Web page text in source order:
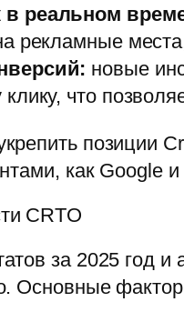
в реальном
рекламные
новые
что
позиции
как Google
CRTO
за 2025 год
Основные